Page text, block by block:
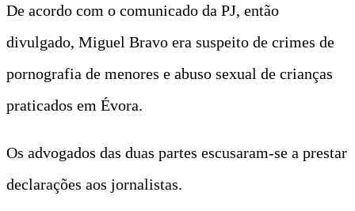
De acordo com o comunicado da PJ, então
divulgado, Miguel Bravo era suspeito de crimes de
pornografia de menores e abuso sexual de crianças
praticados em Évora.
Os advogados das duas partes escusaram-se a prestar
declarações aos jornalistas.